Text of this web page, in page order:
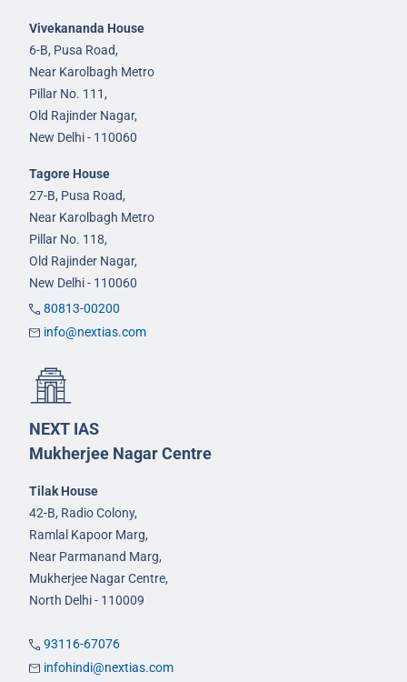
Vivekananda House
6-B, Pusa Road,
Near Karolbagh Metro
Pillar No. 111,
Old Rajinder Nagar,
New Delhi - 110060
Tagore House
27-B, Pusa Road,
Near Karolbagh Metro
Pillar No. 118,
Old Rajinder Nagar,
New Delhi - 110060
80813-00200
info@nextias.com
NEXT IAS
Mukherjee Nagar Centre
Tilak House
42-B, Radio Colony,
Ramlal Kapoor Marg,
Near Parmanand Marg,
Mukherjee Nagar Centre,
North Delhi - 110009
93116-67076
infohindi@nextias.com